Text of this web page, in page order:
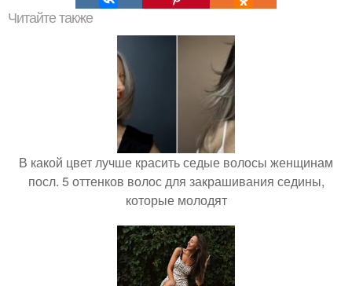
Читайте также
В какой цвет лучше красить седые волосы женщинам
посл. 5 оттенков волос для закрашивания седины,
которые молодят